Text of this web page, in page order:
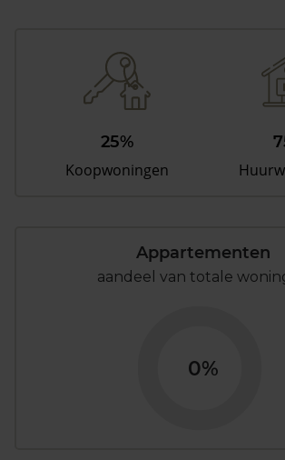
25%
Koopwoningen
Appartementen
aandeel van totale
0%